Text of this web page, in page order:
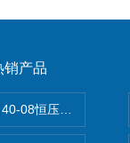
销产品
40-08恒压恒流恒功率